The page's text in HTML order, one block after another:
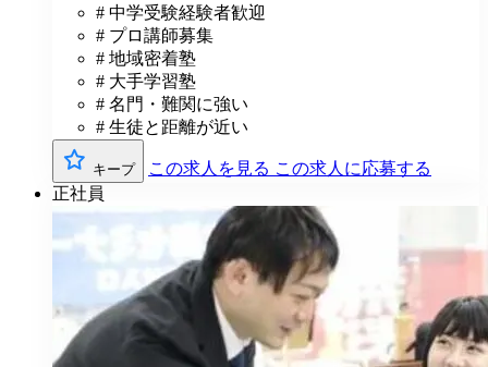
# 中学受験経験者歓迎
# プロ講師募集
# 地域密着塾
# 大手学習塾
# 名門・難関に強い
# 生徒と距離が近い
キープ この求人を見る この求人に応募する
正社員